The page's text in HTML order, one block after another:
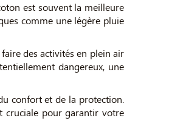
est souvent la meilleure
comme une légère pluie
des activités en plein air
dangereux, une
confort et de la protection.
cruciale pour garantir votre